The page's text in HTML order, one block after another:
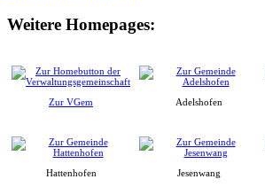
Weitere Homepages:
Zur VGem Adelshofen
Hattenhofen Jesenwang